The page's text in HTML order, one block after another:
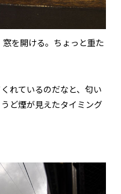
を開ける。ちょっと重た
れているのだな――と、匂い
ど煙が見えたタイミング